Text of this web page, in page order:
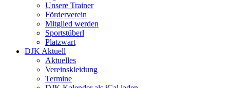
Unsere Trainer
Förderverein
Mitglied werden
Sportstüberl
Platzwart
DJK Aktuell
Aktuelles
Vereinskleidung
Termine